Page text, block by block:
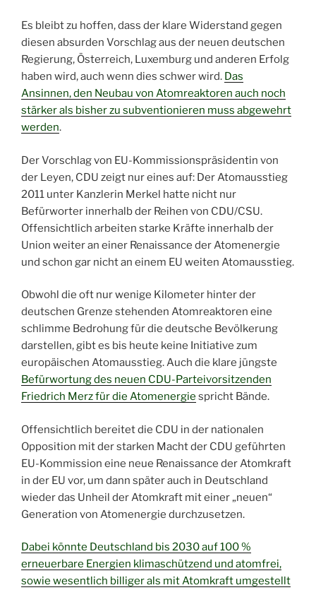
Es bleibt zu hoffen, dass der klare Widerstand gegen
diesen absurden Vorschlag aus der neuen deutschen
Regierung, Österreich, Luxemburg und anderen Erfolg
haben wird, auch wenn dies schwer wird. Das
Ansinnen, den Neubau von Atomreaktoren auch noch
stärker als bisher zu subventionieren muss abgewehrt
werden.
Der Vorschlag von EU-Kommissionspräsidentin von
der Leyen, CDU zeigt nur eines auf: Der Atomausstieg
2011 unter Kanzlerin Merkel hatte nicht nur
Befürworter innerhalb der Reihen von CDU/CSU.
Offensichtlich arbeiten starke Kräfte innerhalb der
Union weiter an einer Renaissance der Atomenergie
und schon gar nicht an einem EU weiten Atomausstieg.
Obwohl die oft nur wenige Kilometer hinter der
deutschen Grenze stehenden Atomreaktoren eine
schlimme Bedrohung für die deutsche Bevölkerung
darstellen, gibt es bis heute keine Initiative zum
europäischen Atomausstieg. Auch die klare jüngste
Befürwortung des neuen CDU-Parteivorsitzenden
Friedrich Merz für die Atomenergie spricht Bände.
Offensichtlich bereitet die CDU in der nationalen
Opposition mit der starken Macht der CDU geführten
EU-Kommission eine neue Renaissance der Atomkraft
in der EU vor, um dann später auch in Deutschland
wieder das Unheil der Atomkraft mit einer „neuen“
Generation von Atomenergie durchzusetzen.
Dabei könnte Deutschland bis 2030 auf 100 %
erneuerbare Energien klimaschützend und atomfrei,
sowie wesentlich billiger als mit Atomkraft umgestellt